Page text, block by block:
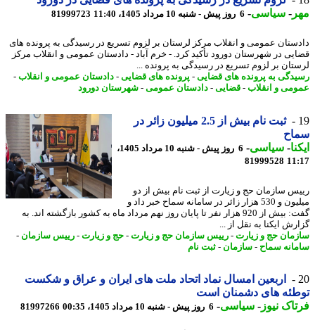
-سیاسی-6 روز پیش - شنبه 10 مرداد 1405، 11:40 81999723
عمومی و انقلاب مرکز لرستان بر لزوم تسریع در رسیدگی به پرونده های
در شهرستان دورود تأکید کرد. - خرم آباد - دادستان عمومی و انقلاب مرکز
بر لزوم تسریع در رسیدگی به پرونده ...
به پرونده های قضایی-پرونده های قضایی-دادستان عمومی و انقلاب-
و انقلاب-قضایی-دادستان عمومی-شهرستان دورود
ثبت نام بیش از 2.5 میلیون زائر در
-سیاسی-
6 روز پیش - شنبه 10 مرداد 1405،
81999528
سازمان حج و زیارت از ثبت نام بیش از دو
میلیون و 530 هزار زائر در سامانه سماح خبر داد و
گفت: بیش از 920 هزار نفر تا پایان روز نهم مرداد ماه به کشور بازگشته اند. به
ایکنا به نقل از ...
حج و زیارت- رییس سازمان حج و زیارت- حج و زیارت- رییس سازمان -
سماح-سازمان -ثبت نام
اربعین امسال نماد اتحاد ملت های ایران و عراق و شکست
های دشمنان است
نیوز-سیاسی-6 روز پیش - شنبه 10 مرداد 1405، 00:35 81997266